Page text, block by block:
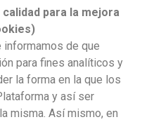
para la mejora
informamos de que
para fines analíticos y
la forma en la que los
y así ser
misma. Así mismo, en